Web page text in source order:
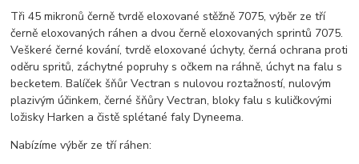
Tři 45 mikronů černě tvrdě eloxované stěžně 7075, výběr ze tří
černě eloxovaných ráhen a dvou černě eloxovaných sprintů 7075.
Veškeré černé kování, tvrdě eloxované úchyty, černá ochrana proti
oděru spritů, záchytné popruhy s očkem na ráhně, úchyt na falu s
becketem. Balíček šňůr Vectran s nulovou roztažností, nulovým
plazivým účinkem, černé šňůry Vectran, bloky falu s kuličkovými
ložisky Harken a čistě splétané faly Dyneema.
Nabízíme výběr ze tří ráhen: